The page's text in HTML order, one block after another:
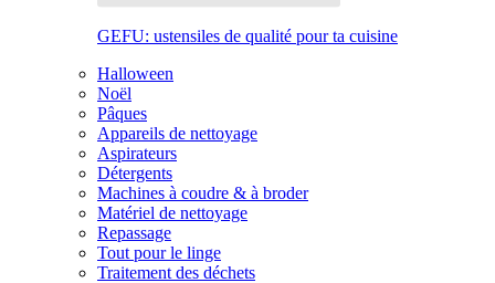
GEFU: ustensiles de qualité pour ta cuisine
Halloween
Noël
Pâques
Appareils de nettoyage
Aspirateurs
Détergents
Machines à coudre & à broder
Matériel de nettoyage
Repassage
Tout pour le linge
Traitement des déchets